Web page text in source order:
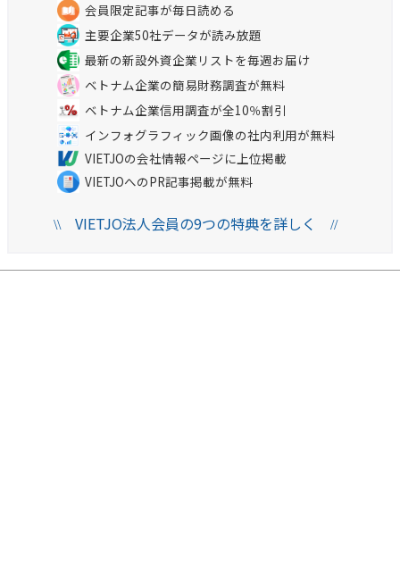
会員限定記事が毎日読める
主要企業50社データが読み放題
最新の新設外資企業リストを毎週お届け
ベトナム企業の簡易財務調査が無料
ベトナム企業信用調査が全10％割引
インフォグラフィック画像の社内利用が無料
VIETJOの会社情報ページに上位掲載
VIETJOへのPR記事掲載が無料
\\VIETJO法人会員の9つの特典を詳しく //